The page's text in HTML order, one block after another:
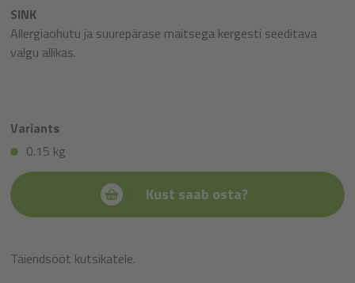
SINK
Allergiaohutu ja suurepärase maitsega kergesti seeditava
valgu allikas.
Variants
0.15 kg
Kust saab osta?
Täiendsööt kutsikatele.